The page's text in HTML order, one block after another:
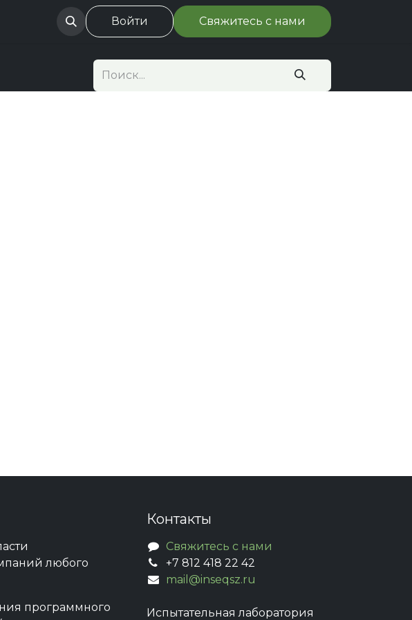
организациям Вакансии События Блог Центрум-ДЗ
Войти Свяжитесь с нами
любого
программного
Контакты
Свяжитесь с нами
+7 812 418 22 42
mail@inseqsz.ru
Испытательная лаборатория